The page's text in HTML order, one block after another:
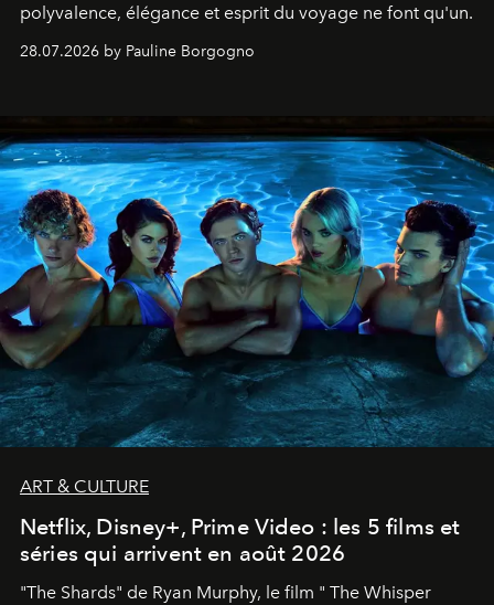
polyvalence, élégance et esprit du voyage ne font qu'un.
28.07.2026 by Pauline Borgogno
ART & CULTURE
Netflix, Disney+, Prime Video : les 5 films et
séries qui arrivent en août 2026
"The Shards" de Ryan Murphy, le film " The Whisper